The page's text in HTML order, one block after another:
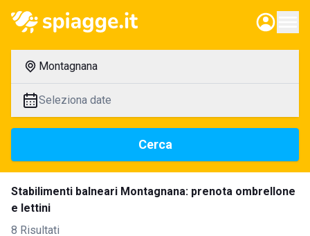
Montagnana
Seleziona date
Cerca
Stabilimenti balneari Montagnana: prenota ombrellone
e lettini
8 Risultati